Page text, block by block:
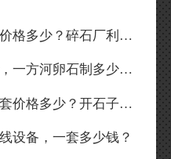
一套碎石生产线设备价格多少？碎石厂利润有多大？
人工造沙机价格多少，一方河卵石制多少沙？
矿山碎石机械设备一套价格多少？开石子厂利润大吗？
设备，一套多少钱？